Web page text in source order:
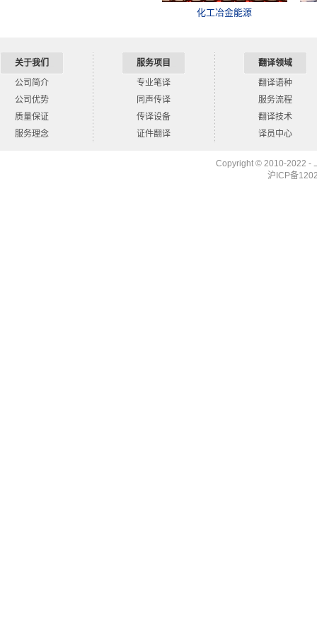
化工冶金能源
关于我们
公司简介
公司优势
质量保证
服务理念
服务项目
专业笔译
同声传译
传译设备
证件翻译
翻译领域
翻译语种
服务流程
翻译技术
译员中心
Copyright © 2010-2022 -
沪ICP备